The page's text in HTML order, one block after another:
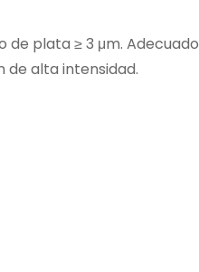
plata ≥ 3 μm. Adecuado
alta intensidad.